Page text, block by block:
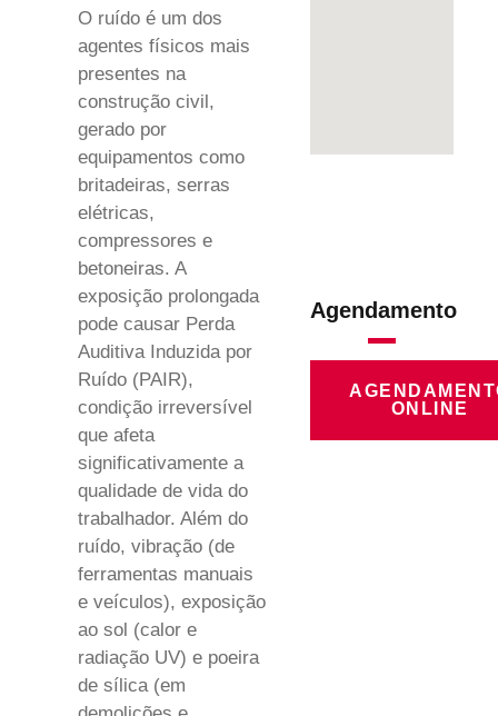
O ruído é um dos
agentes físicos mais
presentes na
construção civil,
gerado por
equipamentos como
britadeiras, serras
elétricas,
compressores e
betoneiras. A
exposição prolongada
pode causar Perda
Auditiva Induzida por
Ruído (PAIR),
condição irreversível
que afeta
significativamente a
qualidade de vida do
trabalhador. Além do
ruído, vibração (de
ferramentas manuais
e veículos), exposição
ao sol (calor e
radiação UV) e poeira
de sílica (em
Agendamento
ONLINE